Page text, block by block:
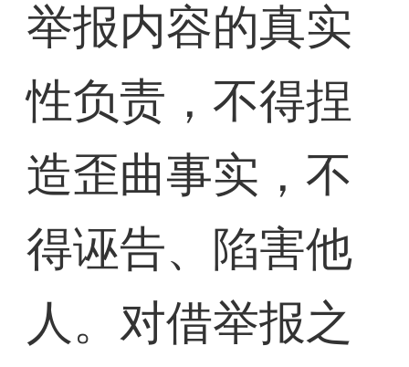
举报内容的真实
性负责，不得捏
造歪曲事实，不
得诬告、陷害他
人。对借举报之